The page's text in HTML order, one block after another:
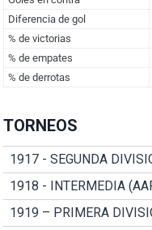
TORNEOS
1917 - SEGUNDA
1918 - INTERMEDIA
1919 – PRIMERA